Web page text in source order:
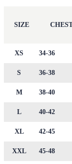
SIZE
XS 34-36
S 36-38
M 38-40
L 40-42
XL 42-45
XXL 45-48